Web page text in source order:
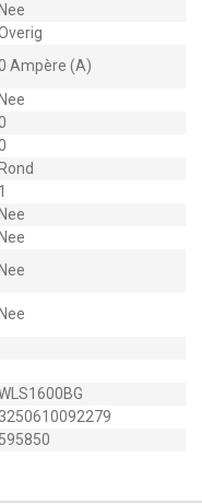
Nee
Ampère (A)
Nee
Rond
1
Nee
Nee
Nee
Nee
3250610092279
595850